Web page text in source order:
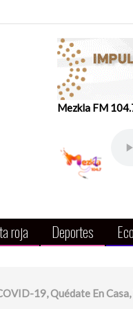
Mezkla FM
roja Deportes
19, Quédate En